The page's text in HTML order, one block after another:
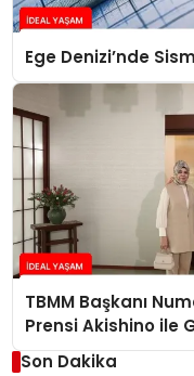
Ege Denizi’nde
TBMM Başkanı
Prensi Akishino ile
Son Dakika